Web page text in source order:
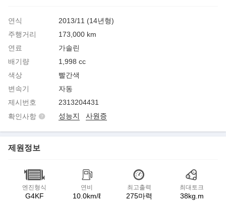
연식
2013/11 (14년형)
주행거리
173,000 km
연료
가솔린
배기량
1,998 cc
색상
빨간색
변속기
자동
제시번호
2313204431
확인사항
성능지 사원증
제원정보
엔진형식
G4KF
연비
10.0km/ℓ
최고출력
275마력
최대토크
38kg.m